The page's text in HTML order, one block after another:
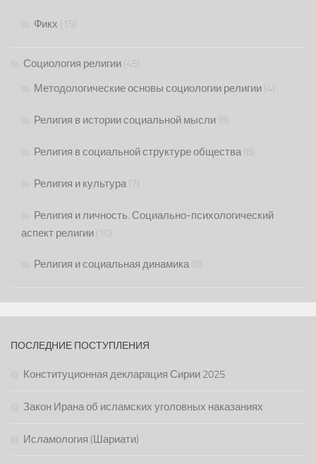
Фикх (15)
Социология религии (45)
Методологические основы социологии религии (4)
Религия в истории социальной мысли (8)
Религия в социальной структуре общества(8)
Религия и культура(7)
Религия и личность. Социально-психологический
аспект религии (10)
Религия и социальная динамика(8)
ПОСЛЕДНИЕ ПОСТУПЛЕНИЯ
Конституционная декларация Сирии 2025
Закон Ирана об исламских уголовных наказаниях
Исламология (Шариати)